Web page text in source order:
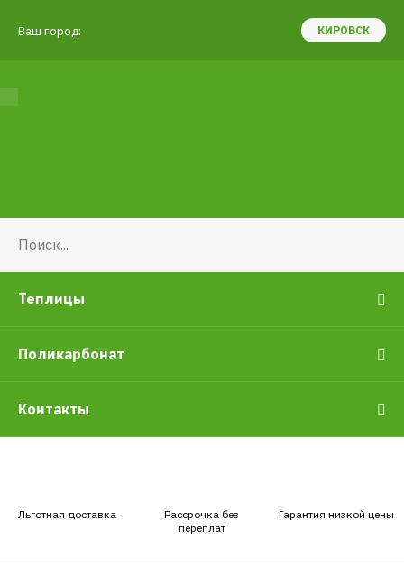
Ваш город: КИРОВСК
Теплицы
Поликарбонат
Контакты
Льготная доставка
Рассрочка без
переплат
Гарантия низкой цены